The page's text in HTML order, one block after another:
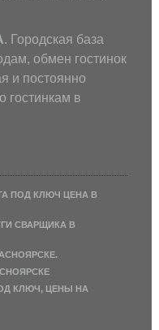
. Городская база
обмен гостинок
и постоянно
гостинкам в
ПОД КЛЮЧ ЦЕНА В
СВАРЩИКА В
КЛЮЧ, ЦЕНЫ НА